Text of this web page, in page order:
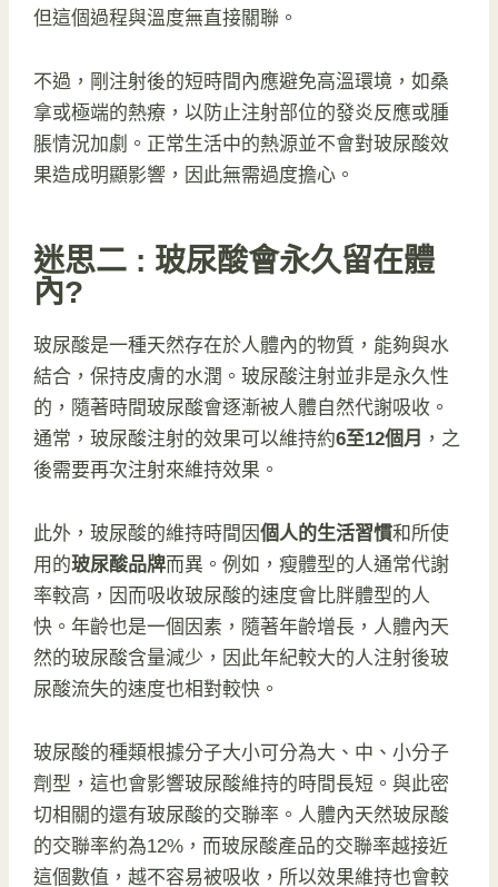
但這個過程與溫度無直接關聯。
不過，剛注射後的短時間內應避免高溫環境，如桑
拿或極端的熱療，以防止注射部位的發炎反應或腫
脹情況加劇。正常生活中的熱源並不會對玻尿酸效
果造成明顯影響，因此無需過度擔心。
迷思二 : 玻尿酸會永久留在體
內?
玻尿酸是一種天然存在於人體內的物質，能夠與水
結合，保持皮膚的水潤。玻尿酸注射並非是永久性
的，隨著時間玻尿酸會逐漸被人體自然代謝吸收。
通常，玻尿酸注射的效果可以維持約6至12個月 ，之
後需要再次注射來維持效果。
此外，玻尿酸的維持時間因個人的生活習慣和所使
用的玻尿酸品牌而異。例如，瘦體型的人通常代謝
率較高，因而吸收玻尿酸的速度會比胖體型的人
快。年齡也是一個因素，隨著年齡增長，人體內天
然的玻尿酸含量減少，因此年紀較大的人注射後玻
尿酸流失的速度也相對較快。
玻尿酸的種類根據分子大小可分為大、中、小分子
劑型，這也會影響玻尿酸維持的時間長短。與此密
切相關的還有玻尿酸的交聯率。人體內天然玻尿酸
的交聯率約為12%，而玻尿酸產品的交聯率越接近
這個數值，越不容易被吸收，所以效果維持也會較